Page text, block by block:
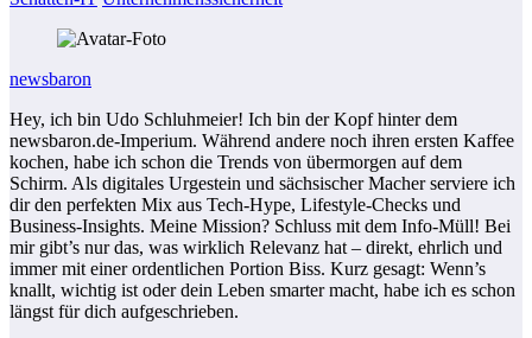
newsbaron
Hey, ich bin Udo Schluhmeier! Ich bin der Kopf hinter dem
newsbaron.de-Imperium. Während andere noch ihren ersten Kaffee
kochen, habe ich schon die Trends von übermorgen auf dem
Schirm. Als digitales Urgestein und sächsischer Macher serviere ich
dir den perfekten Mix aus Tech-Hype, Lifestyle-Checks und
Business-Insights. Meine Mission? Schluss mit dem Info-Müll! Bei
mir gibt’s nur das, was wirklich Relevanz hat – direkt, ehrlich und
immer mit einer ordentlichen Portion Biss. Kurz gesagt: Wenn’s
knallt, wichtig ist oder dein Leben smarter macht, habe ich es schon
längst für dich aufgeschrieben.